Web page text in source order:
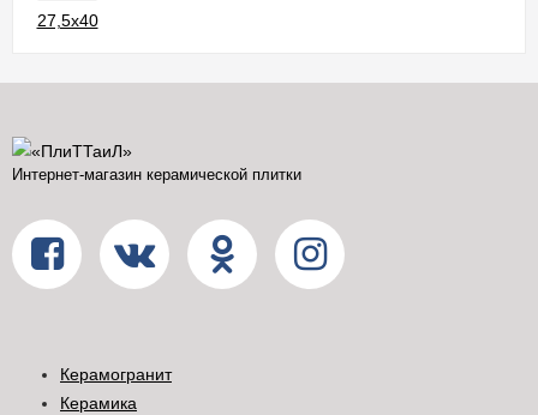
Интернет-магазин керамической плитки
Керамогранит
Керамика